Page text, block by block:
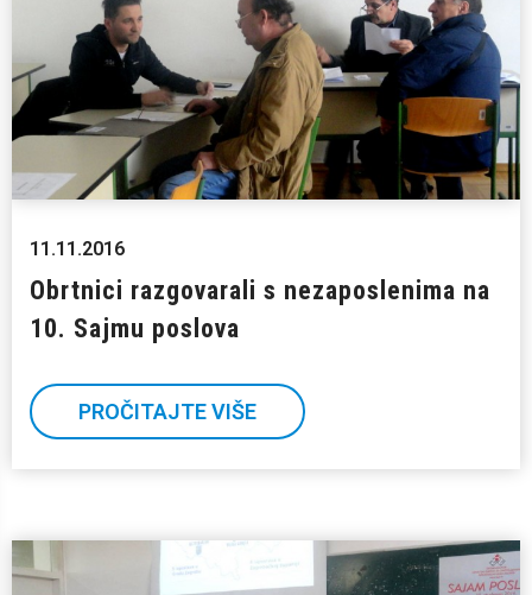
11.11.2016
Obrtnici razgovarali s nezaposlenima na
10. Sajmu poslova
PROČITAJTE VIŠE